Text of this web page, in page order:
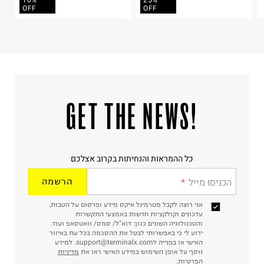
OFF
OFF
!GET THE NEWS
כל ההמראות והנחיתות בקרוב אצלכם
הכניסו מייל הרשמה
אני רוצה לקבל מטרמינל איקס מידע ופרסום על הטבות,
עדכונים וקולקציות חדשות באמצעי התקשרות
והטכנולוגיה השונים כגון: דוא"ל/ סמס/ וואטסאפ ועוד.
ידוע לי כי באפשרותי לבטל את ההסכמה בכל עת באיזור
האישי או בפנייה לsupport@terminalx.com. למידע
נוסף על אופן השימוש במידע האישי ראו את מדיניות
הפרטיות.